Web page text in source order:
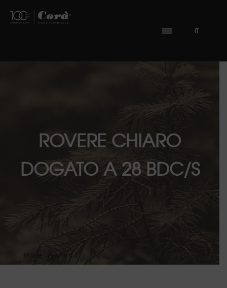
IT
ROVERE CHIARO
DOGATO A 28 BDC/S
Home Prodotti» ROVERE CHIARO DOGATO A 28 BDC/S